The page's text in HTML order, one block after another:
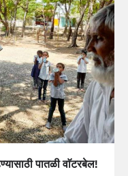
पातळी वाॅटरबेल!